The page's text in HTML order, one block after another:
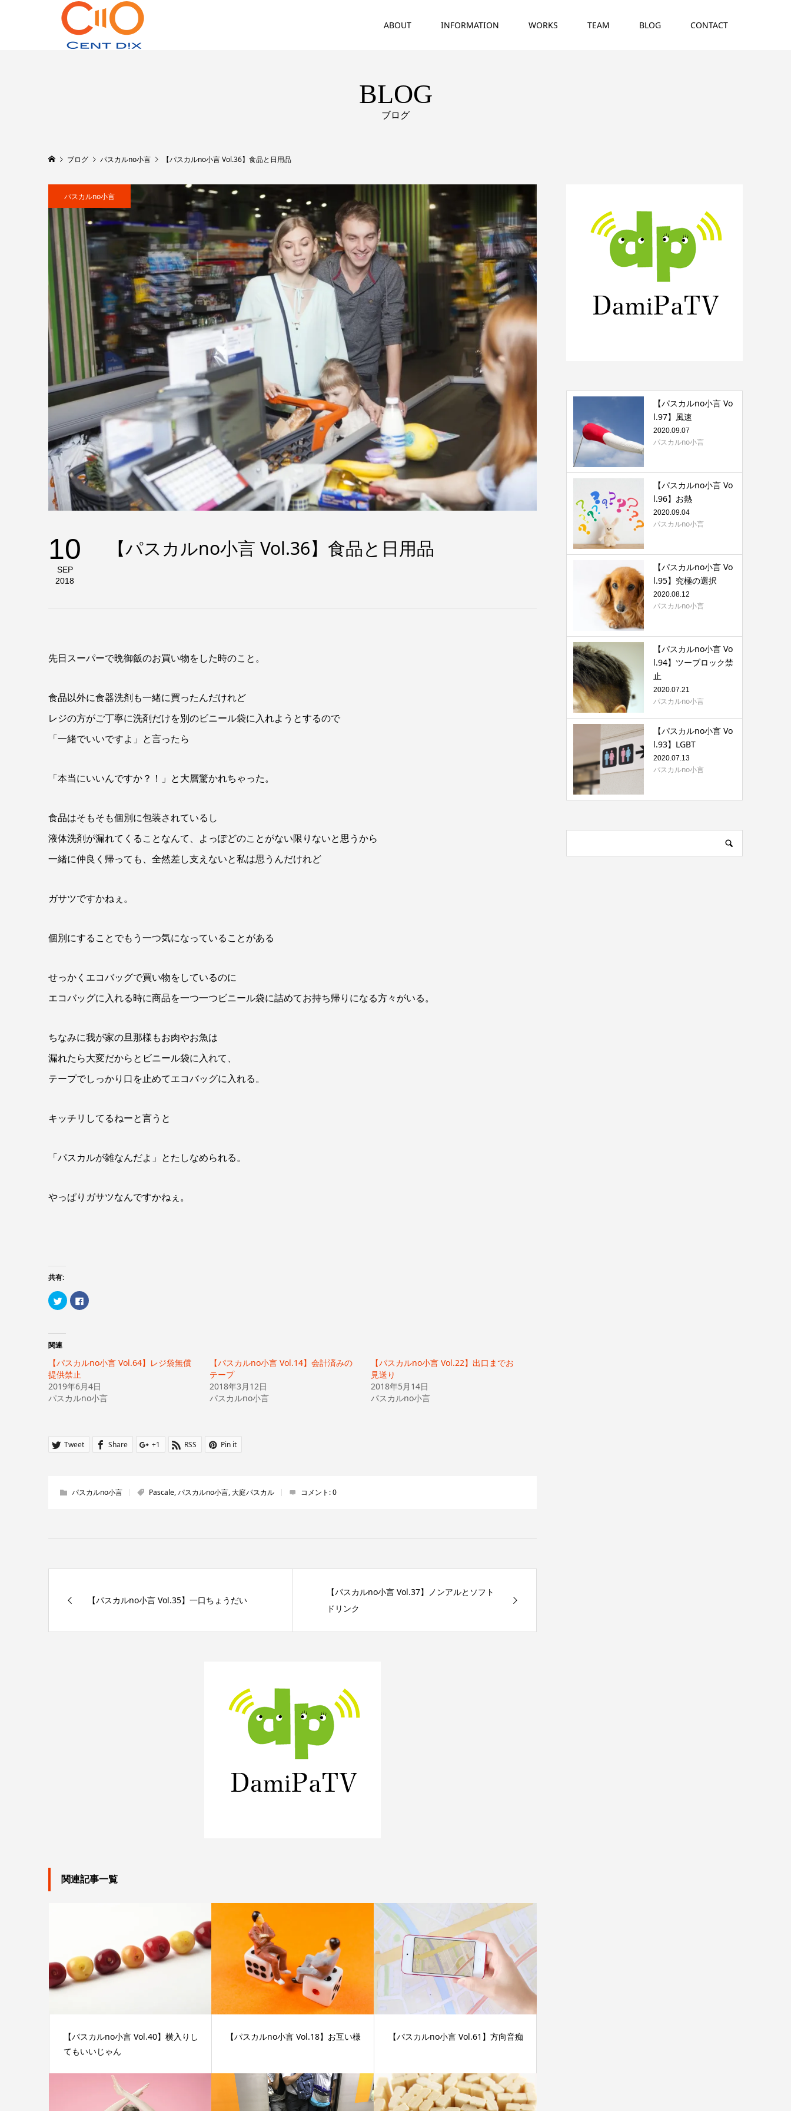
ABOUT INFORMATION WORKS TEAM BLOG CONTACT
BLOG
ブログ
ブログ パスカルno小言 【パスカルno小言 Vol.36】食品と日用品
パスカルno小言
10
SEP
2018
【パスカルno小言 Vol.36】食品と日用品
先日スーパーで晩御飯のお買い物をした時のこと。
食品以外に食器洗剤も一緒に買ったんだけれど
レジの方がご丁寧に洗剤だけを別のビニール袋に入れようとするので
「一緒でいいですよ」と言ったら
「本当にいいんですか？！」と大層驚かれちゃった。
食品はそもそも個別に包装されているし
液体洗剤が漏れてくることなんて、よっぽどのことがない限りないと思うから
一緒に仲良く帰っても、全然差し支えないと私は思うんだけれど
ガサツですかねぇ。
個別にすることでもう一つ気になっていることがある
せっかくエコバッグで買い物をしているのに
エコバッグに入れる時に商品を一つ一つビニール袋に詰めてお持ち帰りになる方々がいる。
ちなみに我が家の旦那様もお肉やお魚は
漏れたら大変だからとビニール袋に入れて、
テープでしっかり口を止めてエコバッグに入れる。
キッチリしてるねーと言うと
「パスカルが雑なんだよ」とたしなめられる。
やっぱりガサツなんですかねぇ。
共有:
ク
リ
て
有
(新
し
い
ウ
ィ
ン
き
ま
す)
Facebook
で
リ
ッ
し
て
く
だ
い
ィ
開
き
関連
【パスカルno小言 Vol.64】レジ袋無償
提供禁止
2019年6月4日
パスカルno小言
【パスカルno小言 Vol.14】会計済みの
テープ
2018年3月12日
パスカルno小言
【パスカルno小言 Vol.22】出口までお
見送り
2018年5月14日
パスカルno小言
Tweet Share +1 RSS Pin it
パスカルno小言 Pascale,パスカルno小言,大庭パスカル コメント:0
【パスカルno小言 Vol.35】一口ちょうだい
【パスカルno小言 Vol.37】ノンアルとソフト
ドリンク
関連記事一覧
【パスカルno小言 Vol.40】横入りし
てもいいじゃん
【パスカルno小言 Vol.18】お互い様 【パスカルno小言 Vol.61】方向音痴
【パスカルno小言 Vo
l.97】風速
2020.09.07
パスカルno小言
【パスカルno小言 Vo
l.96】お熱
2020.09.04
パスカルno小言
【パスカルno小言 Vo
l.95】究極の選択
2020.08.12
パスカルno小言
【パスカルno小言 Vo
l.94】ツーブロック禁
止
2020.07.21
パスカルno小言
【パスカルno小言 Vo
l.93】LGBT
2020.07.13
パスカルno小言